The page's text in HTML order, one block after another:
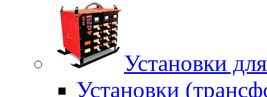
Установки
Установки